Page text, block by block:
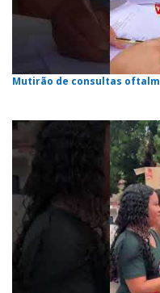
Mutirão de consultas